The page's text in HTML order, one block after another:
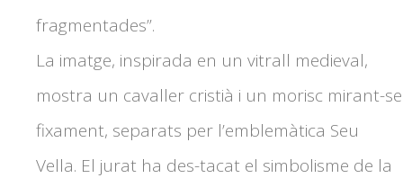
fragmentades”.
La imatge, inspirada en un vitrall medieval,
mostra un cavaller cristià i un morisc mirant-se
fixament, separats per l’emblemàtica Seu
Vella. El jurat ha des-tacat el simbolisme de la